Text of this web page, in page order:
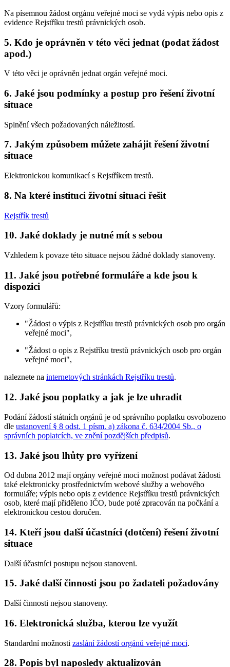
Na písemnou žádost orgánu veřejné moci se vydá výpis nebo opis z
evidence Rejstříku trestů právnických osob.
5. Kdo je oprávněn v této věci jednat (podat žádost
apod.)
V této věci je oprávněn jednat orgán veřejné moci.
6. Jaké jsou podmínky a postup pro řešení životní
situace
Splnění všech požadovaných náležitostí.
7. Jakým způsobem můžete zahájit řešení životní
situace
Elektronickou komunikací s Rejstříkem trestů.
8. Na které instituci životní situaci řešit
Rejstřík trestů
10. Jaké doklady je nutné mít s sebou
Vzhledem k povaze této situace nejsou žádné doklady stanoveny.
11. Jaké jsou potřebné formuláře a kde jsou k
dispozici
Vzory formulářů:
"Žádost o výpis z Rejstříku trestů právnických osob pro orgán
veřejné moci",
"Žádost o opis z Rejstříku trestů právnických osob pro orgán
veřejné moci",
naleznete na internetových stránkách Rejstříku trestů.
12. Jaké jsou poplatky a jak je lze uhradit
Podání žádostí státních orgánů je od správního poplatku osvobozeno
dle ustanovení § 8 odst. 1 písm. a) zákona č. 634/2004 Sb., o
správních poplatcích, ve znění pozdějších předpisů.
13. Jaké jsou lhůty pro vyřízení
Od dubna 2012 mají orgány veřejné moci možnost podávat žádosti
také elektronicky prostřednictvím webové služby a webového
formuláře; výpis nebo opis z evidence Rejstříku trestů právnických
osob, které mají přiděleno IČO, bude poté zpracován na počkání a
elektronickou cestou doručen.
14. Kteří jsou další účastníci (dotčení) řešení životní
situace
Další účastníci postupu nejsou stanoveni.
15. Jaké další činnosti jsou po žadateli požadovány
Další činnosti nejsou stanoveny.
16. Elektronická služba, kterou lze využít
Standardní možnosti zaslání žádostí orgánů veřejné moci.
28. Popis byl naposledy aktualizován